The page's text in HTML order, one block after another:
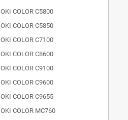
OKI COLOR C5800
OKI COLOR C5850
OKI COLOR C7100
OKI COLOR C8600
OKI COLOR C9100
OKI COLOR C9600
OKI COLOR C9655
OKI COLOR MC760